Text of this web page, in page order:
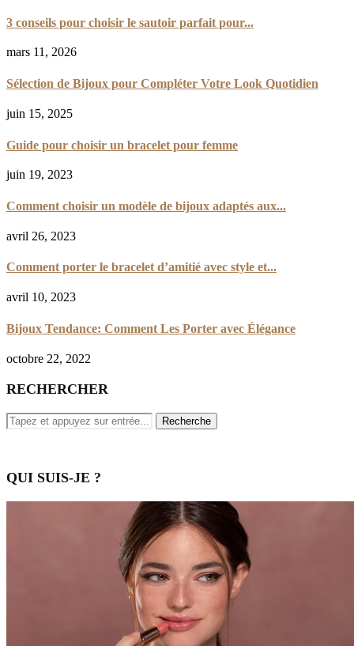
3 conseils pour choisir le sautoir parfait pour...
mars 11, 2026
Sélection de Bijoux pour Compléter Votre Look Quotidien
juin 15, 2025
Guide pour choisir un bracelet pour femme
juin 19, 2023
Comment choisir un modèle de bijoux adaptés aux...
avril 26, 2023
Comment porter le bracelet d’amitié avec style et...
avril 10, 2023
Bijoux Tendance: Comment Les Porter avec Élégance
octobre 22, 2022
RECHERCHER
QUI SUIS-JE ?